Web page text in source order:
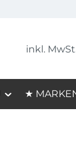
inkl.
★